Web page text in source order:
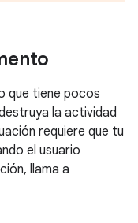
que tiene pocos
la actividad
requiere que tu
el usuario
llama a